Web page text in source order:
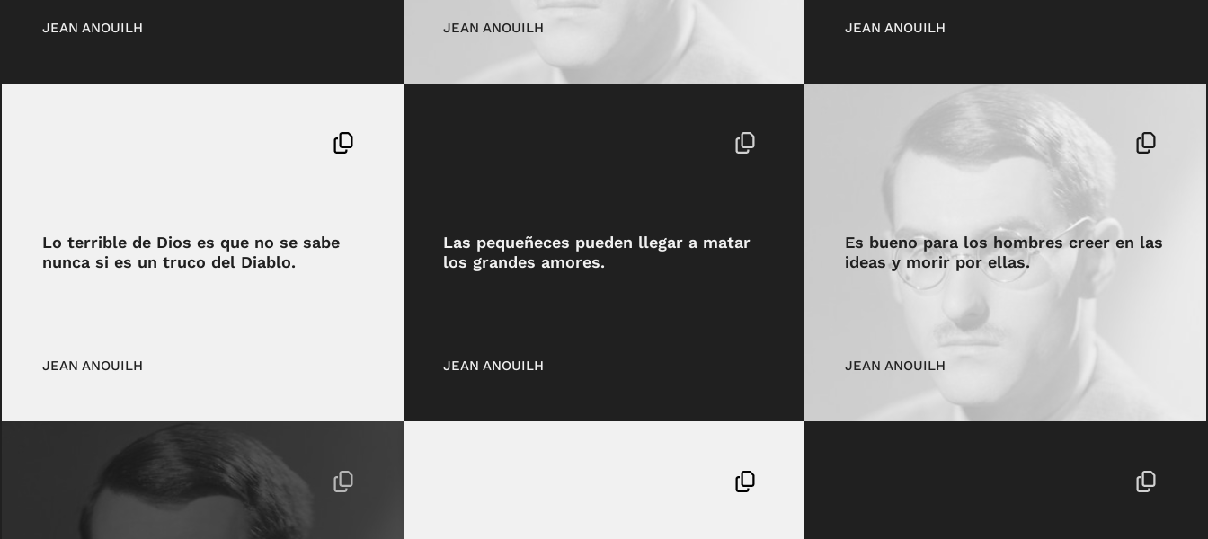
JEAN ANOUILH JEAN ANOUILH JEAN ANOUILH
Lo terrible de Dios es que no se sabe
nunca si es un truco del Diablo.
JEAN ANOUILH
Las pequeñeces pueden llegar a matar
los grandes amores.
JEAN ANOUILH
Es bueno para los hombres creer en las
ideas y morir por ellas.
JEAN ANOUILH